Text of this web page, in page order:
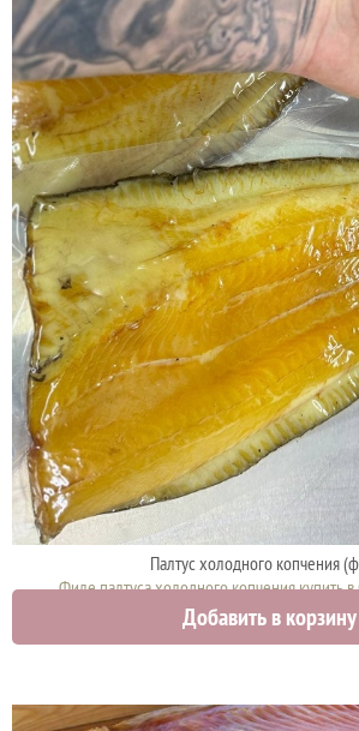
Палтус холодного копчения
Филе палтуса холодного копчения купить
2200 руб.
Добавить в корзину